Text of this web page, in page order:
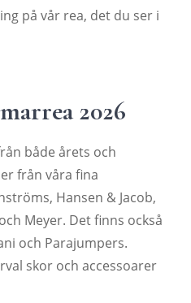
på vår rea, det du ser i
2026
både årets och
från våra fina
Hansen & Jacob,
Meyer. Det finns också
och Parajumpers.
skor och accessoarer